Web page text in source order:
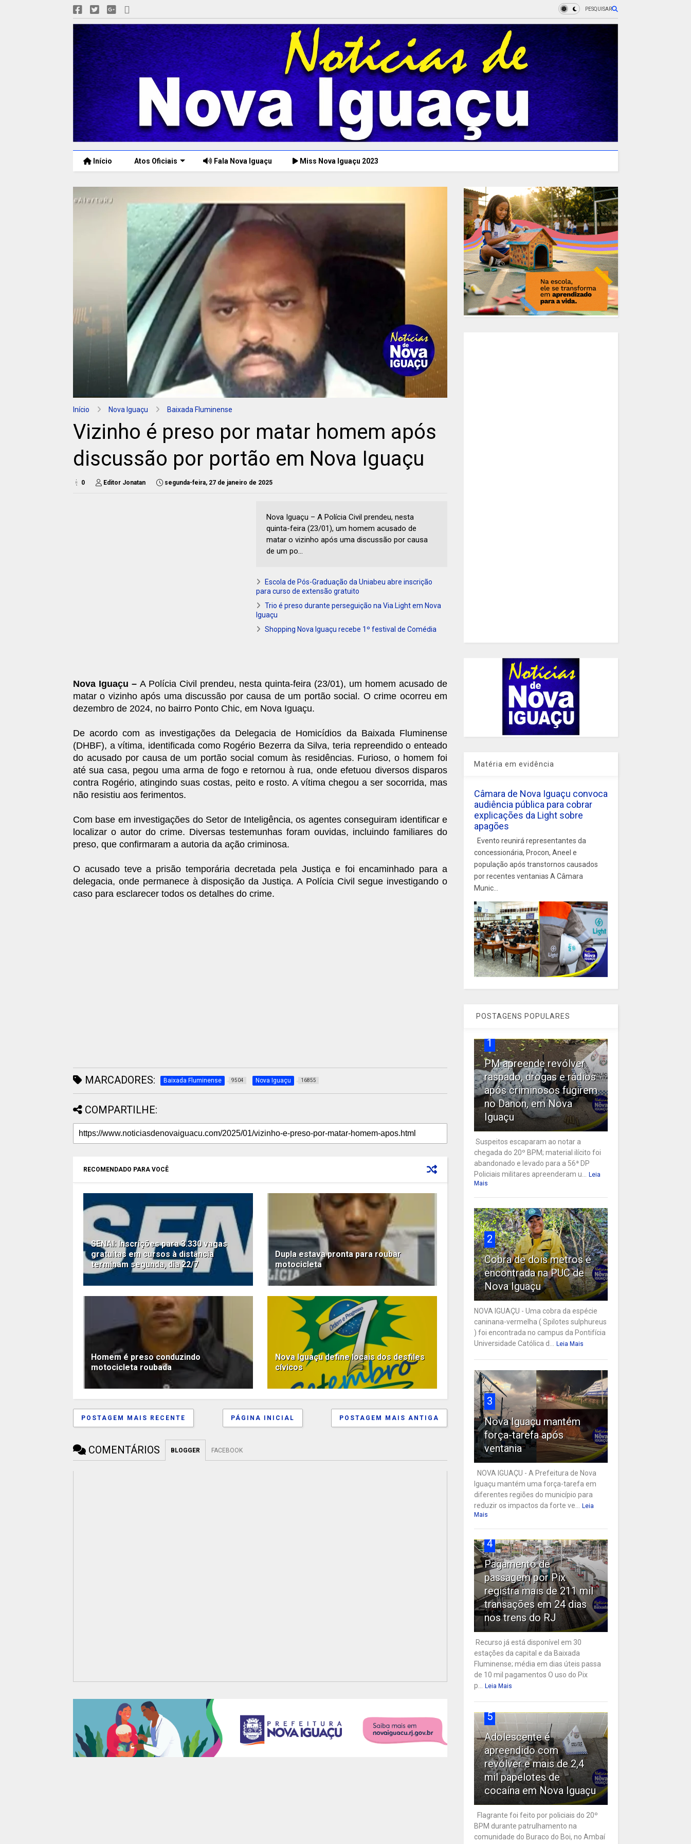
PESQUISAR
Início Atos Oficiais Fala Nova Iguaçu Miss Nova Iguaçu 2023
Início Nova Iguaçu Baixada Fluminense
Vizinho é preso por matar homem após
discussão por portão em Nova Iguaçu
0 Editor Jonatan segunda-feira, 27 de janeiro de 2025
Nova Iguaçu – A Polícia Civil prendeu, nesta
quinta-feira (23/01), um homem acusado de
matar o vizinho após uma discussão por causa
de um po...
Escola de Pós-Graduação da Uniabeu abre inscrição
para curso de extensão gratuito
Trio é preso durante perseguição na Via Light em Nova
Iguaçu
Shopping Nova Iguaçu recebe 1º festival de Comédia
Nova Iguaçu – A Polícia Civil prendeu, nesta quinta-feira (23/01), um homem acusado de
matar o vizinho após uma discussão por causa de um portão social. O crime ocorreu em
dezembro de 2024, no bairro Ponto Chic, em Nova Iguaçu.
De acordo com as investigações da Delegacia de Homicídios da Baixada Fluminense
(DHBF), a vítima, identificada como Rogério Bezerra da Silva, teria repreendido o enteado
do acusado por causa de um portão social comum às residências. Furioso, o homem foi
até sua casa, pegou uma arma de fogo e retornou à rua, onde efetuou diversos disparos
contra Rogério, atingindo suas costas, peito e rosto. A vítima chegou a ser socorrida, mas
não resistiu aos ferimentos.
Com base em investigações do Setor de Inteligência, os agentes conseguiram identificar e
localizar o autor do crime. Diversas testemunhas foram ouvidas, incluindo familiares do
preso, que confirmaram a autoria da ação criminosa.
O acusado teve a prisão temporária decretada pela Justiça e foi encaminhado para a
delegacia, onde permanece à disposição da Justiça. A Polícia Civil segue investigando o
caso para esclarecer todos os detalhes do crime.
MARCADORES: Baixada Fluminense 9504 Nova Iguaçu 16855
COMPARTILHE:
RECOMENDADO PARA VOCÊ
SENAI: Inscrições para 3.330 vagas
gratuitas em cursos à distância
terminam segunda, dia 22/7
Dupla estava pronta para roubar
motocicleta
Homem é preso conduzindo
motocicleta roubada
Nova Iguaçu define locais dos desfiles
cívicos
POSTAGEM MAIS RECENTE POSTAGEM MAIS ANTIGA
PÁGINA INICIAL
COMENTÁRIOS BLOGGER FACEBOOK
Matéria em evidência
Câmara de Nova Iguaçu convoca
audiência pública para cobrar
explicações da Light sobre
apagões
Evento reunirá representantes da
concessionária, Procon, Aneel e
população após transtornos causados
por recentes ventanias A Câmara
Munic...
POSTAGENS POPULARES
1
PM apreende revólver
raspado, drogas e rádios
após criminosos fugirem
no Danon, em Nova
Iguaçu
Suspeitos escaparam ao notar a
chegada do 20º BPM; material ilícito foi
abandonado e levado para a 56ª DP
Policiais militares apreenderam u...
Leia
Mais
2
Cobra de dois metros é
encontrada na PUC de
Nova Iguaçu
NOVA IGUAÇU - Uma cobra da espécie
caninana-vermelha ( Spilotes sulphureus
) foi encontrada no campus da Pontifícia
Universidade Católica d...
Leia Mais
3
Nova Iguaçu mantém
força-tarefa após
ventania
NOVA IGUAÇU - A Prefeitura de Nova
Iguaçu mantém uma força-tarefa em
diferentes regiões do município para
reduzir os impactos da forte ve...
Leia
Mais
4
Pagamento de
passagem por Pix
registra mais de 211 mil
transações em 24 dias
nos trens do RJ
Recurso já está disponível em 30
estações da capital e da Baixada
Fluminense; média em dias úteis passa
de 10 mil pagamentos O uso do Pix
p...
Leia Mais
5
Adolescente é
apreendido com
revólver e mais de 2,4
mil papelotes de
cocaína em Nova Iguaçu
Flagrante foi feito por policiais do 20º
BPM durante patrulhamento na
comunidade do Buraco do Boi, no Ambaí